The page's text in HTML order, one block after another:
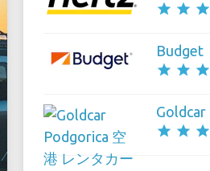
star star star
Budget
star star star
Goldcar
star star star